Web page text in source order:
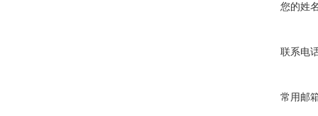
您的姓
联系电
常用邮